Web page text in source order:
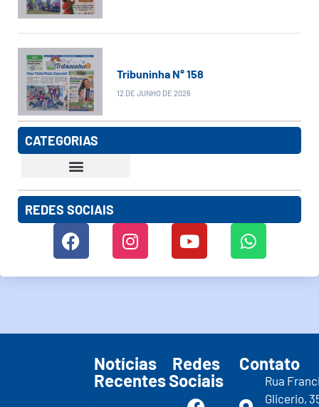
Tribuninha N° 158
12 DE JUNHO DE 2026
CATEGORIAS
REDES SOCIAIS
Notícias
Recentes
Redes
Sociais
Contato
Rua
Glicerio,